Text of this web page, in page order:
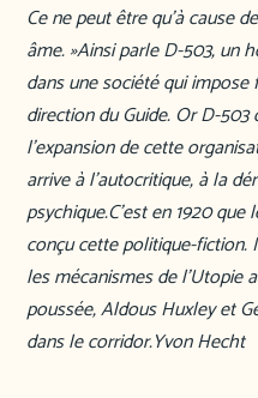
Ce ne peut être qu’à cause
âme. »Ainsi parle D-503, un
dans une société qui
direction du Guide. Or D-
l’expansion de cette
arrive à l’autocritique, à la
psychique.C’est en 1920
conçu cette politique-fiction.
les mécanismes de l’Utopie
poussée, Aldous Huxley et
dans le corridor.Yvon Hecht